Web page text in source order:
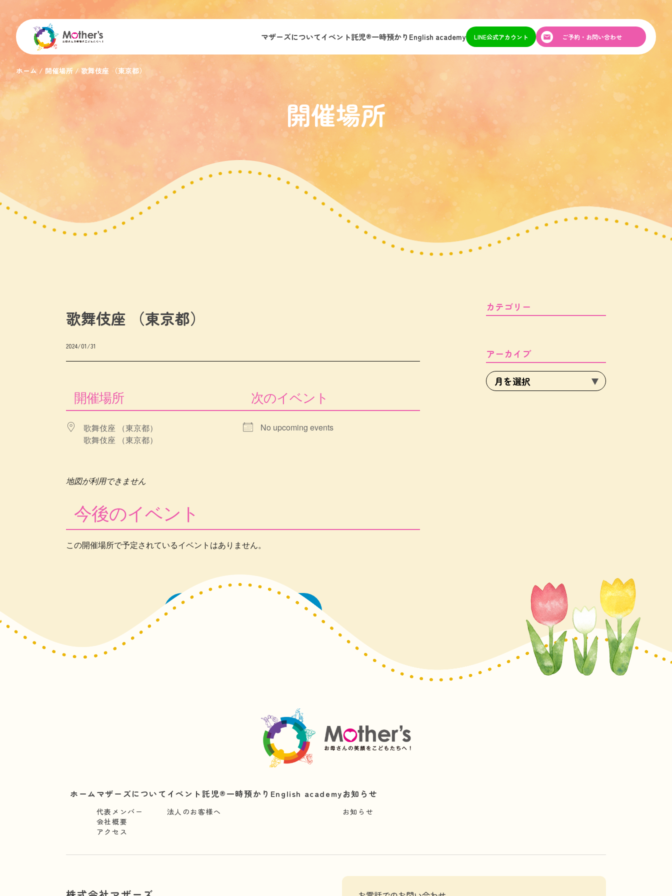
マザーズについてイベント託児®︎一時預かり English academy LINE公式アカウント ご予約・お問い合わせ
ホーム 開催場所 歌舞伎座 （東京都）
開催場所
歌舞伎座 （東京都）
2024/01/31
開催場所
歌舞伎座 （東京都）
歌舞伎座 （東京都）
次のイベント
No upcoming events
地図が利用できません
今後のイベント
この開催場所で予定されているイベントはありません。
カテゴリー
アーカイブ
ホームマザーズについて
代表メンバー
会社概要
アクセス
イベント託児®︎
法人のお客様へ
一時預かり English academyお知らせ
お知らせ